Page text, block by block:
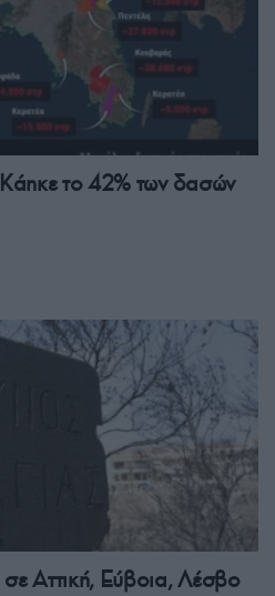
Κάηκε το 42% των δασών
Αττική, Εύβοια, Λέσβο